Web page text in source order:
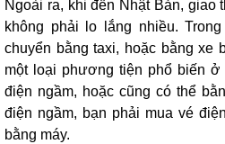
Ngoài ra, khi đến Nhật Bản, giao
không phải lo lắng nhiều.
chuyển bằng taxi, hoặc bằng xe
một loại phương tiện phổ biến
điện ngầm, hoặc cũng có thể
điện ngầm, bạn phải mua vé
bằng máy.